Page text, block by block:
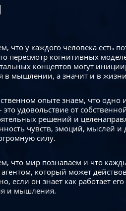
что у каждого человека есть
пересмотр когнитивных
концептов могут
в мышлении, а значит и в
опыте знаем, что одно
это удовольствие от
решений и
чувств, эмоций, мыслей и
силу.
что мир познаваем и что
который может
если он знает как работает
и мышления.